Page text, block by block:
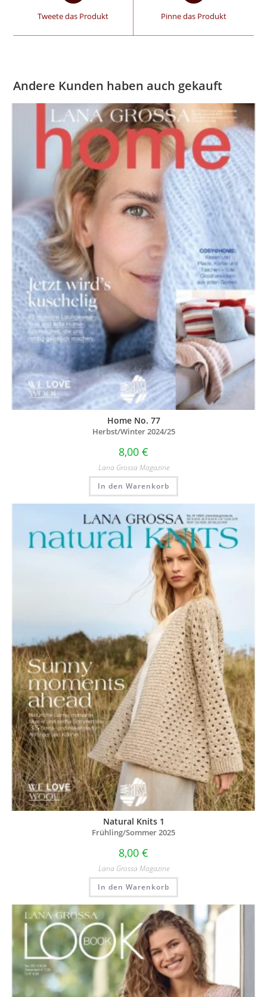
Tweete das Produkt Pinne das Produkt
Andere Kunden haben auch gekauft
Home No. 77
Herbst/Winter 2024/25
8,00 €
Lana Grossa Magazine
In den Warenkorb
Natural Knits 1
Frühling/Sommer 2025
8,00 €
Lana Grossa Magazine
In den Warenkorb